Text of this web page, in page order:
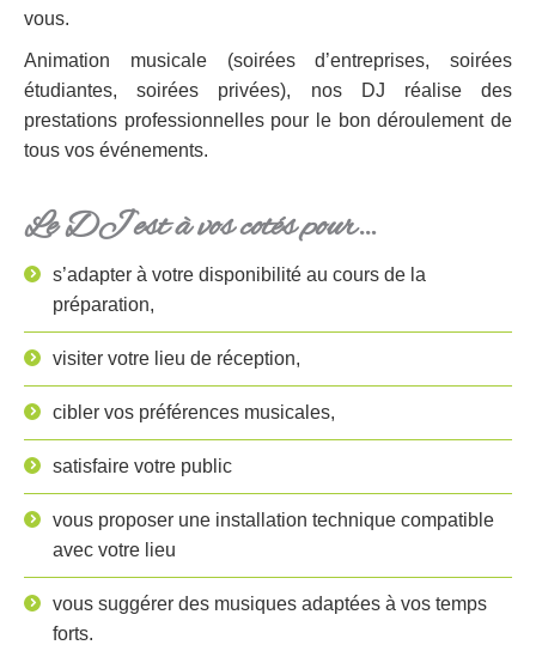
vous.
Animation musicale (soirées d’entreprises, soirées
étudiantes, soirées privées), nos DJ réalise des
prestations professionnelles pour le bon déroulement de
tous vos événements.
Le DJ est à vos cotés pour…
s’adapter à votre disponibilité au cours de la
préparation,
visiter votre lieu de réception,
cibler vos préférences musicales,
satisfaire votre public
vous proposer une installation technique compatible
avec votre lieu
vous suggérer des musiques adaptées à vos temps
forts.